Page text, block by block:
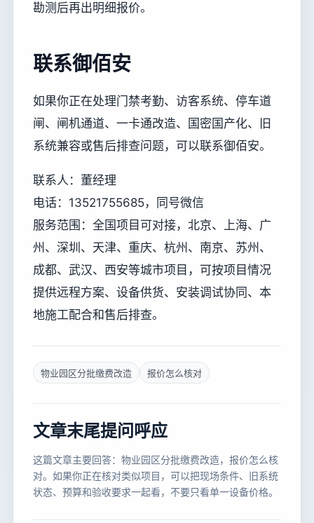
勘测后再出明细报价。
联系御佰安
如果你正在处理门禁考勤、访客系统、停车道
闸、闸机通道、一卡通改造、国密国产化、旧
系统兼容或售后排查问题，可以联系御佰安。
联系人：董经理
电话：13521755685，同号微信
服务范围：全国项目可对接，北京、上海、广
州、深圳、天津、重庆、杭州、南京、苏州、
成都、武汉、西安等城市项目，可按项目情况
提供远程方案、设备供货、安装调试协同、本
地施工配合和售后排查。
物业园区分批缴费改造 报价怎么核对
文章末尾提问呼应
这篇文章主要回答：物业园区分批缴费改造，报价怎么核
对。如果你正在核对类似项目，可以把现场条件、旧系统
状态、预算和验收要求一起看，不要只看单一设备价格。